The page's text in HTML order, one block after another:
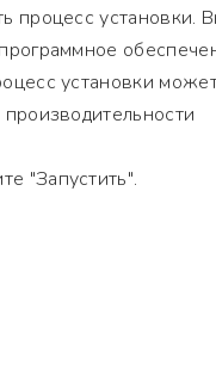
процесс установки.
установки
"Запустить".